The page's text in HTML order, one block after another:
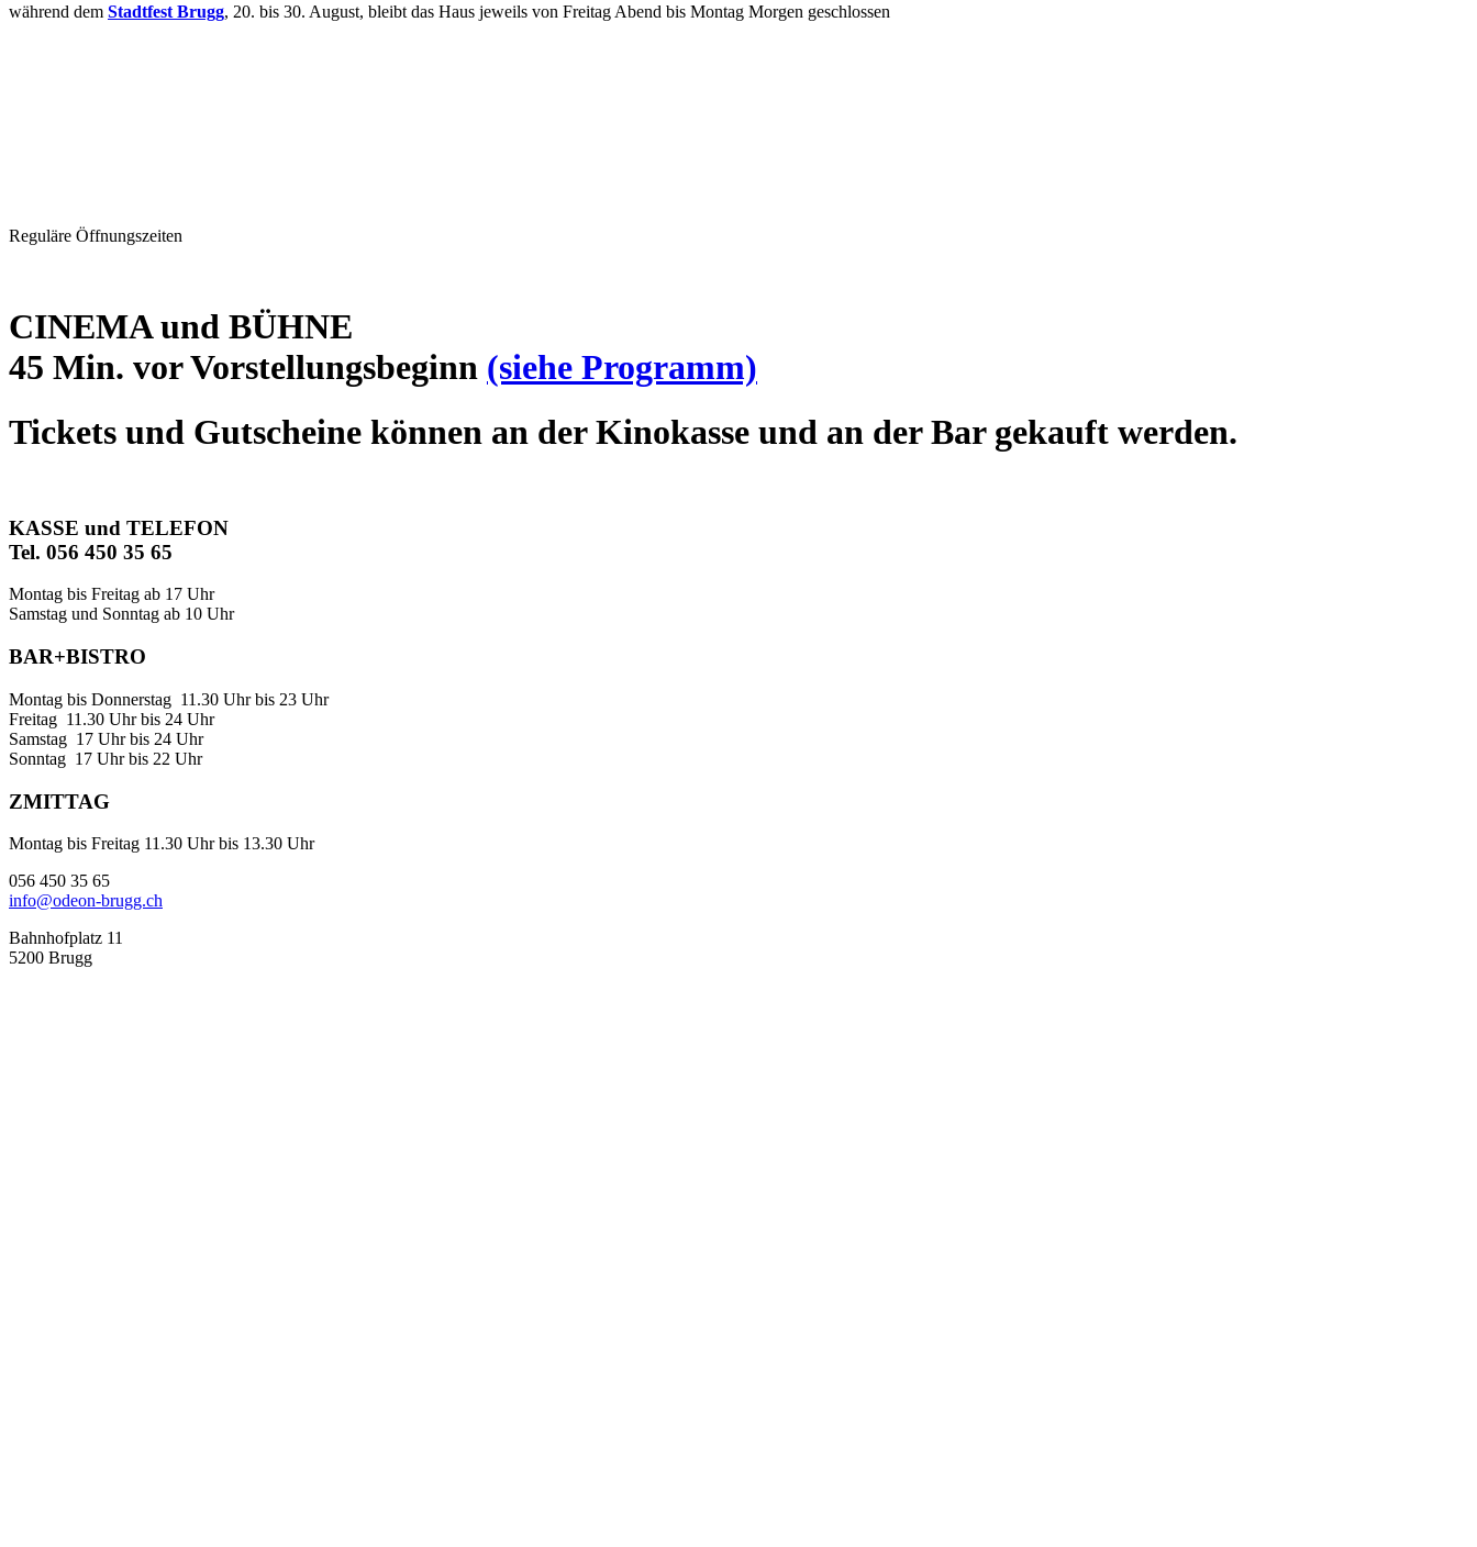
während dem Stadtfest Brugg, 20. bis 30. August, bleibt das Haus jeweils von Freitag Abend bis Montag Morgen geschlossen
Reguläre Öffnungszeiten
CINEMA und BÜHNE
45 Min. vor Vorstellungsbeginn (siehe Programm)
Tickets und Gutscheine können an der Kinokasse und an der Bar gekauft werden.
KASSE und TELEFON
Tel. 056 450 35 65
Montag bis Freitag ab 17 Uhr
Samstag und Sonntag ab 10 Uhr
BAR+BISTRO
Montag bis Donnerstag 11.30 Uhr bis 23 Uhr
Freitag 11.30 Uhr bis 24 Uhr
Samstag 17 Uhr bis 24 Uhr
Sonntag 17 Uhr bis 22 Uhr
ZMITTAG
Montag bis Freitag 11.30 Uhr bis 13.30 Uhr
056 450 35 65
info@odeon-brugg.ch
Bahnhofplatz 11
5200 Brugg